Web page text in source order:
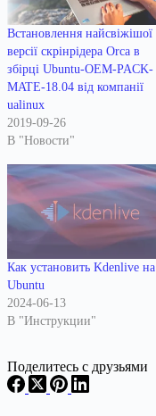
Встановлення найсвіжішої
версії скрінрідера Orca в
збірці Ubuntu-OEM-PACK-
MATE-18.04 від компанії
ualinux
2019-09-26
В "Новости"
Как установить Kdenlive на
Ubuntu
2024-06-13
В "Инструкции"
Поделитесь с друзьями